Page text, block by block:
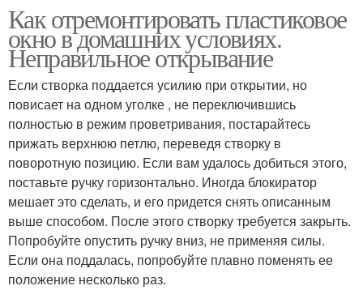
Как отремонтировать пластиковое
окно в домашних условиях.
Неправильное открывание
Если створка поддается усилию при открытии, но
повисает на одном уголке , не переключившись
полностью в режим проветривания, постарайтесь
прижать верхнюю петлю, переведя створку в
поворотную позицию. Если вам удалось добиться этого,
поставьте ручку горизонтально. Иногда блокиратор
мешает это сделать, и его придется снять описанным
выше способом. После этого створку требуется закрыть.
Попробуйте опустить ручку вниз, не применяя силы.
Если она поддалась, попробуйте плавно поменять ее
положение несколько раз.